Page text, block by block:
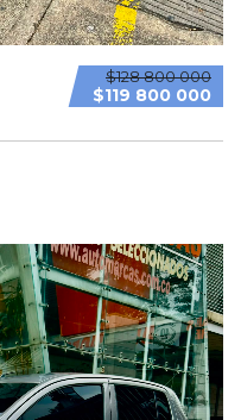
$128 800 000
$119 800 000